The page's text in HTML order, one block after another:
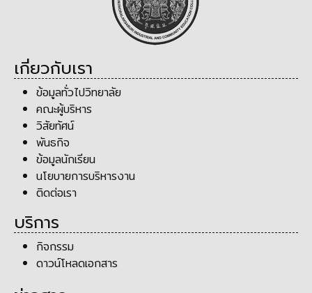
เกี่ยวกับเรา
ข้อมูลทั่วไปวิทยาลัย
คณะผู้บริหาร
วิสัยทัศน์
พันธกิจ
ข้อมูลนักเรียน
นโยบายการบริหารงาน
ติดต่อเรา
บริการ
กิจกรรม
ดาวน์โหลดเอกสาร